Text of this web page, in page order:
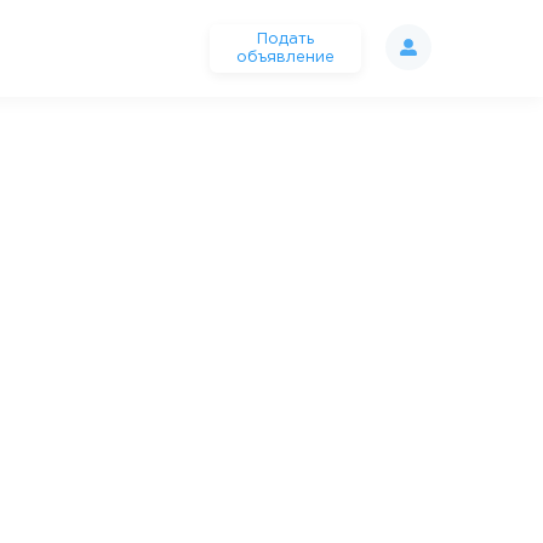
Подать
объявление